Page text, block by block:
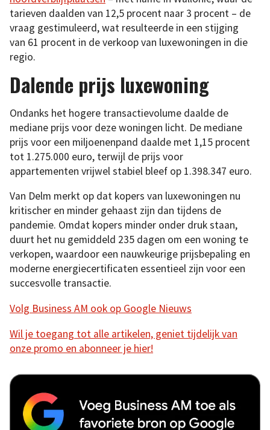
tarieven daalden van 12,5 procent naar 3 procent – de
vraag gestimuleerd, wat resulteerde in een stijging
van 61 procent in de verkoop van luxewoningen in die
regio.
Dalende prijs luxewoning
Ondanks het hogere transactievolume daalde de
mediane prijs voor deze woningen licht. De mediane
prijs voor een miljoenenpand daalde met 1,15 procent
tot 1.275.000 euro, terwijl de prijs voor
appartementen vrijwel stabiel bleef op 1.398.347 euro.
Van Delm merkt op dat kopers van luxewoningen nu
kritischer en minder gehaast zijn dan tijdens de
pandemie. Omdat kopers minder onder druk staan,
duurt het nu gemiddeld 235 dagen om een woning te
verkopen, waardoor een nauwkeurige prijsbepaling en
moderne energiecertificaten essentieel zijn voor een
succesvolle transactie.
Volg Business AM ook op Google Nieuws
Wil je toegang tot alle artikelen, geniet tijdelijk van
onze promo en abonneer je hier!